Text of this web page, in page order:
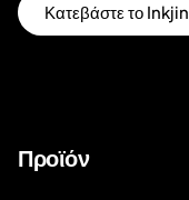
Κατεβάστε το Inkjin
Προϊόν